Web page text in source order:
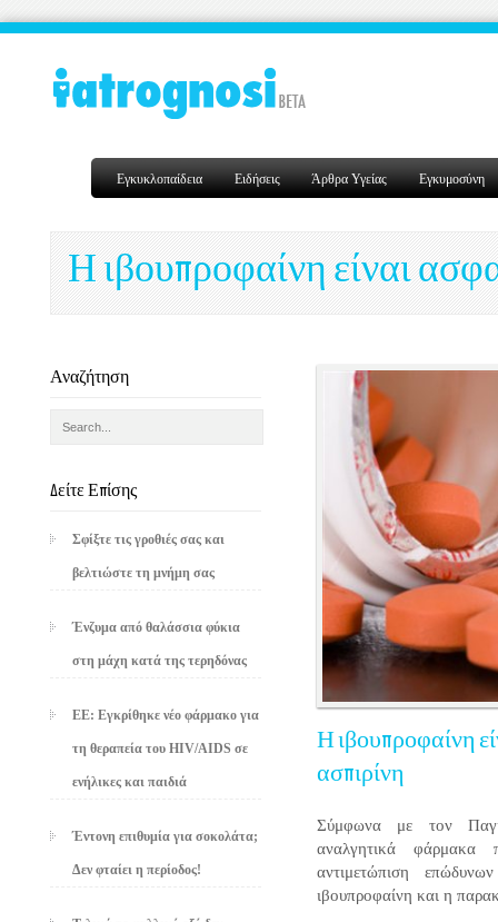
Εγκυκλοπαίδεια Ειδήσεις Άρθρα Υγείας Εγκυμοσύνη
Η ιβουπροφαίνη είναι
Αναζήτηση
Δείτε Επίσης
Σφίξτε τις γροθιές σας και
βελτιώστε τη μνήμη σας
Ένζυμα από θαλάσσια φύκια
στη μάχη κατά της τερηδόνας
EE: Εγκρίθηκε νέο φάρμακο για
τη θεραπεία του HIV/AIDS σε
ενήλικες και παιδιά
Έντονη επιθυμία για σοκολάτα;
Δεν φταίει η περίοδος!
Η ιβουπροφαίνη
ασπιρίνη
Σύμφωνα με τον
αναλγητικά φάρμακα
αντιμετώπιση
ιβουπροφαίνη και η